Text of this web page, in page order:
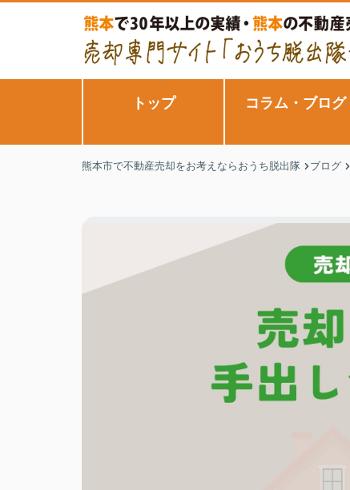
トップ コラム・ブログ
熊本市で不動産売却をお考えならおうち脱出隊 ブログ